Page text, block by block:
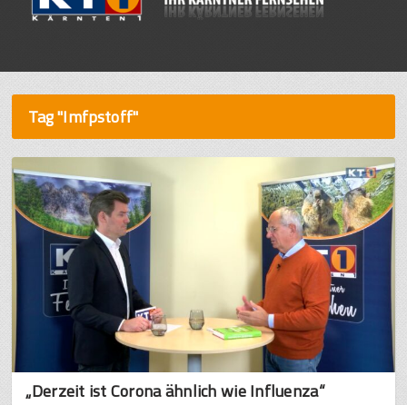
Tag "Imfpstoff"
„Derzeit ist Corona ähnlich wie Influenza“